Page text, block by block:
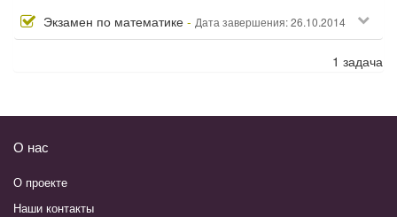
Завершено
Экзамен по математике - Дата завершения: 26.10.2014
1 задача
О нас
О проекте
Наши контакты